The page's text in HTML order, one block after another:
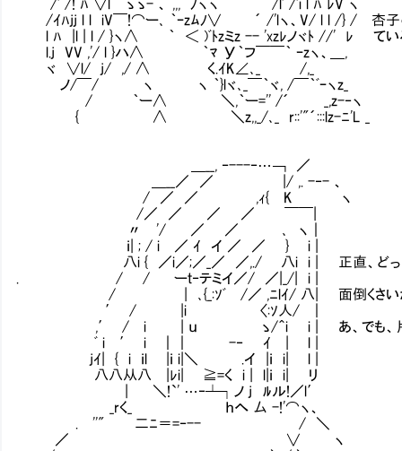
/' /! ﾊ ∨l ゝゝ- 、 ,,, ﾉヽヽ /l' /'i l ﾊ ﾚV ヽ
/ｲﾊjj l l iV￣!⌒ー､ ｀ｰzﾑﾉ∨ ´ /'lヽ、V/ l l /} / 杏子の方
l ﾊ |l | l / }ヽ∧ ｀ ＜ )ﾞﾄzミz -- 'xzﾚノヾﾄ //' ﾚ ているっ
l.j VV ,'/ l }ハ∧ ｀ﾏ У｀フ￣￣｀ ｰzヽ、＿,
ヾ ∨l/ j/ ,/ ∧ く.ｲK∠､_ /,_
ノ/￣/ ヽ ヽ ｀}lヾ､_￣｀ヾ, /￣｀ﾞｰヽz_
/ ｀ー∧ ＼,｀ー='' /´ _,z-‐ヽ
{ ∧ ＼z,,_/､_ r::'"´:::lz-ﾆ'L _
＿__, ‐---‐…￢ ／
＿__／ ／ |/ ,. -‐- 、
/ ／ ／ ,ｨ{ K ヽ
/／ ／ ／ ／ ￣￣|
〃 '/ ／ ／ ､ ヽ｜
ｉ| ; / i ／ ｲ イ ／ ／ } i |
八i { ／i／;／_／ ／,./ 八i i | 正直、どっちで
. / / ーｔ‐テミイ／/ ／|_/| i |
/ | ､{_:ｿﾞ /／ ,ﾆlｲ/ 八| 面倒くさいから両方倒
′ / |i 〈:ｿ人/ ｜
,′ / i | ｕ ゝ/＾i i | あ、でも、片方残しとい
ﾞ i ′ i ｜｜ -‐ ｲ | l |
jｲ| { i ｉl |ｉ i|＼ .イ |ｉ i| l |
八八从八 |ﾚi| ≧=く i | l|ｉ i| リ
| ＼!`' …‐┴┐ノ j ﾙル!／l′
_rく_ ｈへ 厶 -!'⌒ヽ、
. ''" 二ﾆ＝=‐-- / ＼
／ ∨ ヽ